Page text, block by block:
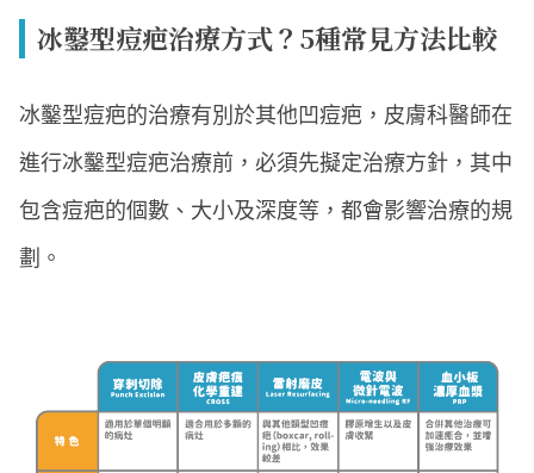
冰鑿型痘疤治療方式？5種常見方法比較
冰鑿型痘疤的治療有別於其他凹痘疤，皮膚科醫師在
進行冰鑿型痘疤治療前，必須先擬定治療方針，其中
包含痘疤的個數、大小及深度等，都會影響治療的規
劃。